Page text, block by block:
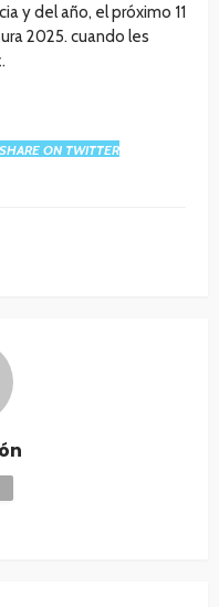
y del año, el próximo 11
2025. cuando les
SHARE ON TWITTER